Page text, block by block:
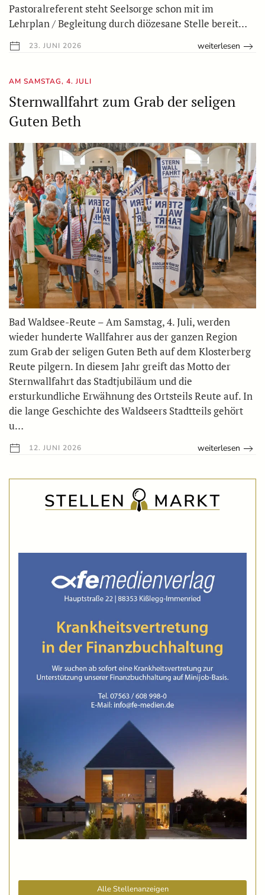
Pastoralreferent steht Seelsorge schon mit im
Lehrplan / Begleitung durch diözesane Stelle bereit…
23. JUNI 2026 weiterlesen
AM SAMSTAG, 4. JULI
Sternwallfahrt zum Grab der seligen
Guten Beth
Bad Waldsee-Reute – Am Samstag, 4. Juli, werden
wieder hunderte Wallfahrer aus der ganzen Region
zum Grab der seligen Guten Beth auf dem Klosterberg
Reute pilgern. In diesem Jahr greift das Motto der
Sternwallfahrt das Stadtjubiläum und die
ersturkundliche Erwähnung des Ortsteils Reute auf. In
die lange Geschichte des Waldseers Stadtteils gehört
u…
12. JUNI 2026 weiterlesen
Alle Stellenanzeigen